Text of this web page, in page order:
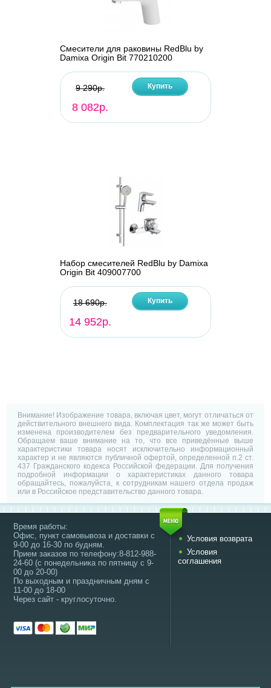
Смесители для раковины RedBlu by
Damixa Origin Bit 770210200
9 290р.
8 082р.
Купить
Набор смесителей RedBlu by Damixa
Origin Bit 409007700
18 690р.
14 952р.
Купить
Внимание! Изображение товара, включая цвет, могут отличаться от
действительного внешнего вида. Комплектация так же может быть
изменена производителем без предварительного уведомления.
Обращаем ваше внимание на то, что все приведённые выше
характеристики товара носят исключительно информационный
характер и не являются публичной офертой, определенной п.2 ст.
437 Гражданского кодекса Российской федерации. Для получения
подробной информации о характеристиках данного товара
обращайтесь, пожалуйста, к сотрудникам нашего отдела продаж
или в Российское представительство данного товара.
Время работы:
Офис, пункт самовывоза и доставки с
9-00 до 16-30 по будням.
Прием заказов по телефону:8-812-988-
24-60 (с понедельника по пятницу с 9-
00 до 20-00)
По выходным и праздничным дням с
11-00 до 18-00
Через сайт - круглосуточно.
Условия возврата
Условия
соглашения